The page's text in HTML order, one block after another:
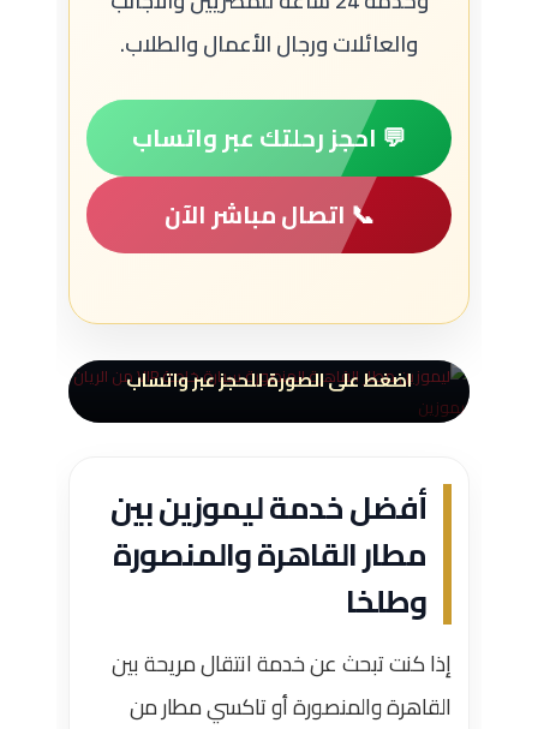
والعائلات ورجال الأعمال والطلاب.
💬 احجز رحلتك عبر واتساب
📞 اتصال مباشر الآن
اضغط على الصورة للحجز عبر واتساب
أفضل خدمة ليموزين بين
مطار القاهرة والمنصورة
وطلخا
إذا كنت تبحث عن خدمة انتقال مريحة بين
القاهرة والمنصورة أو تاكسي مطار من